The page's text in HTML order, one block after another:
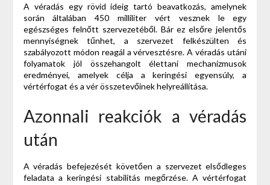
A véradás egy rövid ideig tartó beavatkozás, amelynek
során általában 450 milliliter vért vesznek le egy
egészséges felnőtt szervezetéből. Bár ez elsőre jelentős
mennyiségnek tűnhet, a szervezet felkészülten és
szabályozott módon reagál a vérvesztésre. A véradás utáni
folyamatok jól összehangolt élettani mechanizmusok
eredményei, amelyek célja a keringési egyensúly, a
vértérfogat és a vér összetevőinek helyreállítása.
Azonnali reakciók a véradás
után
A véradás befejezését követően a szervezet elsődleges
feladata a keringési stabilitás megőrzése. A vértérfogat